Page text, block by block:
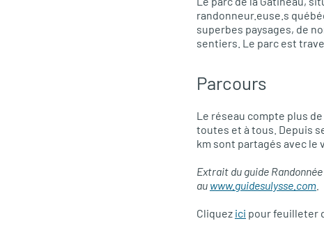
randonneur.euse.s
superbes paysages, de
sentiers. Le parc est
Parcours
Le réseau compte plus
toutes et à tous. Depuis
km sont partagés avec le
Extrait du guide
au www.guidesulysse.com
Cliquez ici pour feuilleter